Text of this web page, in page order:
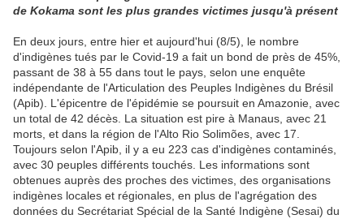
de Kokama sont les plus grandes victimes jusqu'à présent
En deux jours, entre hier et aujourd'hui (8/5), le nombre
d'indigènes tués par le Covid-19 a fait un bond de près de 45%,
passant de 38 à 55 dans tout le pays, selon une enquête
indépendante de l'Articulation des Peuples Indigènes du Brésil
(Apib). L'épicentre de l'épidémie se poursuit en Amazonie, avec
un total de 42 décès. La situation est pire à Manaus, avec 21
morts, et dans la région de l'Alto Rio Solimões, avec 17.
Toujours selon l'Apib, il y a eu 223 cas d'indigènes contaminés,
avec 30 peuples différents touchés. Les informations sont
obtenues auprès des proches des victimes, des organisations
indigènes locales et régionales, en plus de l'agrégation des
données du Secrétariat Spécial de la Santé Indigène (Sesai) du